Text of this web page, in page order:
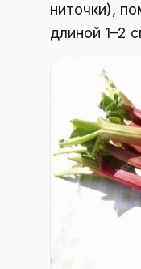
ниточки),
длиной 1–2